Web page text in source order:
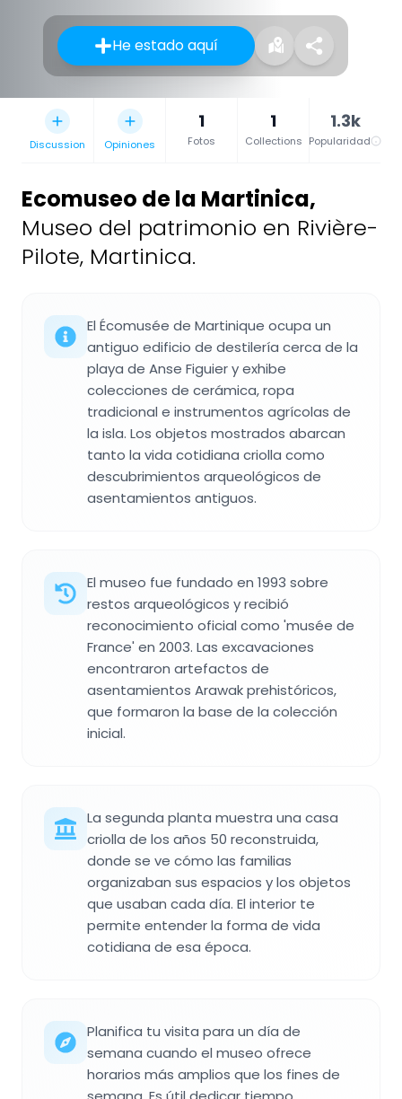
He estado aquí
Discussion Opiniones
1
Fotos
1
Collections
1.3k
Popularidad
Ecomuseo de la Martinica,
Museo del patrimonio en Rivière-
Pilote, Martinica.
El Écomusée de Martinique ocupa un
antiguo edificio de destilería cerca de la
playa de Anse Figuier y exhibe
colecciones de cerámica, ropa
tradicional e instrumentos agrícolas de
la isla. Los objetos mostrados abarcan
tanto la vida cotidiana criolla como
descubrimientos arqueológicos de
asentamientos antiguos.
El museo fue fundado en 1993 sobre
restos arqueológicos y recibió
reconocimiento oficial como 'musée de
France' en 2003. Las excavaciones
encontraron artefactos de
asentamientos Arawak prehistóricos,
que formaron la base de la colección
inicial.
La segunda planta muestra una casa
criolla de los años 50 reconstruida,
donde se ve cómo las familias
organizaban sus espacios y los objetos
que usaban cada día. El interior te
permite entender la forma de vida
cotidiana de esa época.
Planifica tu visita para un día de
semana cuando el museo ofrece
horarios más amplios que los fines de